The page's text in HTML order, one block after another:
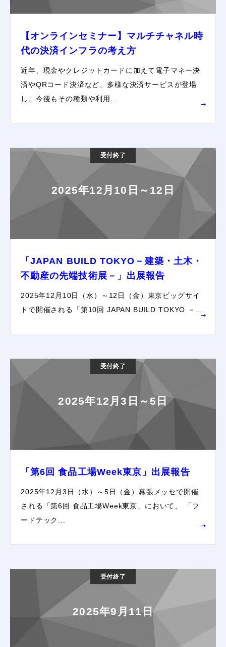
【オンラインセミナー】マルチチャネル時
代の決済インフラの考え方
近年、現金やクレジットカードに加えて電子マネー決
済やQRコード決済など、多様な決済サービスが登場
し、今後もその種類や利用...
受付終了
2025年12月10日～12日
「JAPAN BUILD TOKYO－建築・土木・
不動産の先端技術展－」出展報告
2025年12月10日（水）～12日（金）東京ビッグサイ
トで開催される「第10回 JAPAN BUILD TOKYO －...
受付終了
2025年12月3日～5日
「第6回 食品工場Week東京」出展報告
2025年12月3日（水）～5日（金）幕張メッセで開催
される「第6回 食品工場Week東京」において、 「フ
ードテック...
受付終了
2025年9月11日